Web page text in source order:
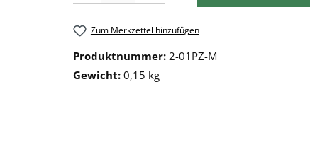
Zum Merkzettel hinzufügen
Produktnummer: 2-01PZ-M
Gewicht: 0,15 kg